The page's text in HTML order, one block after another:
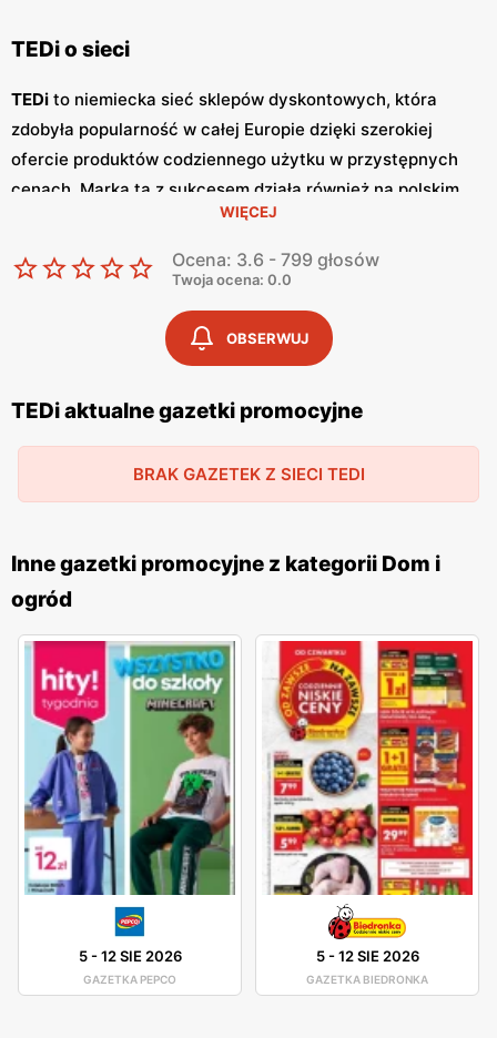
TEDi o sieci
TEDi to niemiecka sieć sklepów dyskontowych, która
zdobyła popularność w całej Europie dzięki szerokiej
ofercie produktów codziennego użytku w przystępnych
cenach. Marka ta z sukcesem działa również na polskim
rynku, oferując klientom atrakcyjne
różnorodne artykuły, od wyposażenia domowego po
zabawki i artykuły biurowe. TEDi regularnie publikuje
, które są źródłem informacji o
najnowszych ofertach i okazjach cenowych.
ukazują się co dwa tygodnie, umożliwiając klientom
śledzenie aktualnych
promocji i korzystanie z
na szeroki asortyment produktów. Dzięki regularnym
zakupach, co jest dużym atutem sieci TEDi. Jednym z
gospodarstwa domowego, dekoracje, narzędzia, produkty
sezonowe, a także odzież i akcesoria. Tak szeroki
asortyment sprawia, że TEDi jest miejscem, gdzie można
zaopatrzyć się w wiele potrzebnych rzeczy w jednym
miejscu. Dodatkowo, sieć stawia na nowości i regularnie
wprowadza do swojej oferty nowe produkty, odpowiadając
na zmieniające się potrzeby klientów. TEDi wyróżnia się
również dbałością o jakość oferowanych produktów. Mimo
że sieć specjalizuje się w sprzedaży towarów w
przystępnych cenach, nie rezygnuje z jakości. Wszystkie
produkty są starannie selekcjonowane i testowane, aby
spełniały oczekiwania klientów pod względem
funkcjonalności i trwałości. Dzięki temu klienci mogą mieć
pewność, że kupują produkty, które posłużą im przez długi
czas. Sieć TEDi rozwija się dynamicznie i regularnie
WIĘCEJ
Ocena: 3.6 - 799 głosów
Twoja ocena: 0.0
OBSERWUJ
TEDi aktualne gazetki promocyjne
BRAK GAZETEK Z SIECI TEDI
Inne gazetki promocyjne z kategorii Dom i
ogród
5-12 SIE 2026
GAZETKA PEPCO
5-12 SIE 2026
GAZETKA BIEDRONKA